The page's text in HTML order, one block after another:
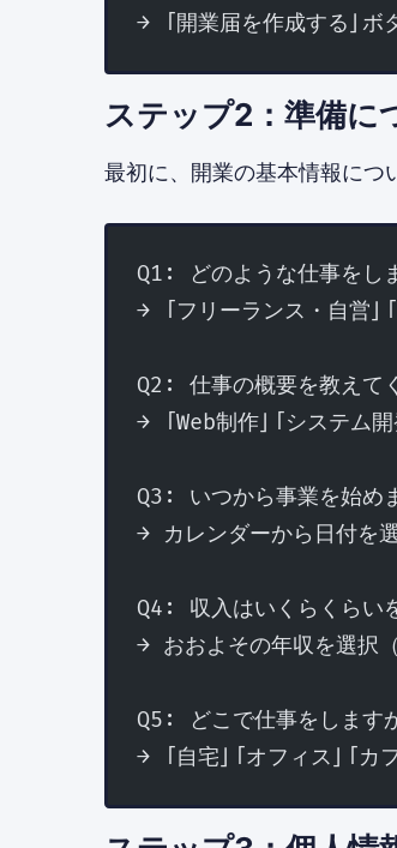
→ 「開業届を作成する」ボ
ステップ2：準備に
最初に、開業の基本情報につ
Q1: どのような仕事をし
→ 「フリーランス・自営」
Q2: 仕事の概要を教えて
→ 「Web制作」「システム
Q3: いつから事業を始め
→ カレンダーから日付を
Q4: 収入はいくらくらい
→ おおよその年収を選択
Q5: どこで仕事をします
→ 「自宅」「オフィス」「